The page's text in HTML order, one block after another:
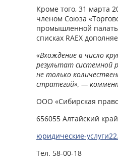
Кроме того, 31 марта
членом Союза
промышленной
списках RAEX
«Вхождение в число
результат системной
не только
стратегий», —
ООО «Сибирская
656055 Алтайский
юридические-
Тел. 58-00-18